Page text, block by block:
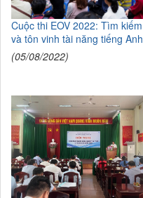
Cuộc thi EOV 2022: Tìm kiếm
và tôn vinh tài năng tiếng Anh
(05/08/2022)